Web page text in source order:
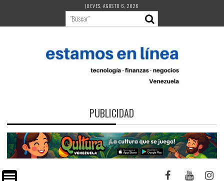
contenido
JUEVES, AGOSTO 6, 2026
PUBLICIDAD